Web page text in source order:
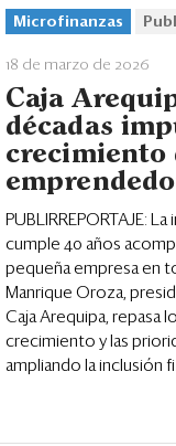
Microfinanzas
18 de marzo de 2026
Caja
décadas
crecimiento
PUBLIRREPORTAJE:
cumple 40 años
pequeña empresa en
Manrique Oroza,
Caja Arequipa, repasa
crecimiento y las
ampliando la inclusión